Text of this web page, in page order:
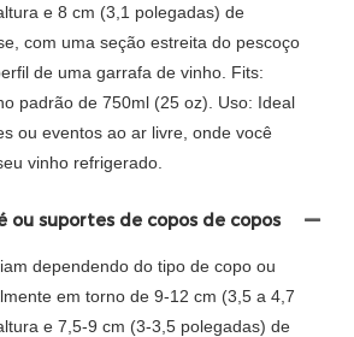
e 8 cm (3,1 polegadas) de
com uma seção estreita do pescoço
de uma garrafa de vinho. Fits:
padrão de 750ml (25 oz). Uso: Ideal
ou eventos ao ar livre, onde você
vinho refrigerado.
ou suportes de copos de copos
dependendo do tipo de copo ou
em torno de 9-12 cm (3,5 a 4,7
e 7,5-9 cm (3-3,5 polegadas) de